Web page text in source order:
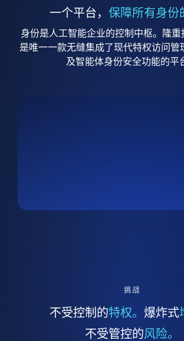
一个平台， 保障所有身份
身份是人工智能企业的控制中枢。隆重
是唯一一款无缝集成了现代特权访问管
及智能体身份安全功能的平
挑战
不受控制的特权。 爆炸式
不受管控的风险。